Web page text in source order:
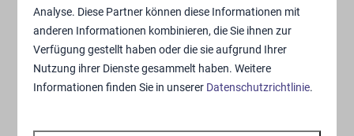
Analyse. Diese Partner können diese Informationen mit
anderen Informationen kombinieren, die Sie ihnen zur
Verfügung gestellt haben oder die sie aufgrund Ihrer
Nutzung ihrer Dienste gesammelt haben. Weitere
Informationen finden Sie in unserer Datenschutzrichtlinie.